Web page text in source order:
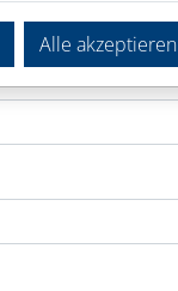
Alle akzeptieren